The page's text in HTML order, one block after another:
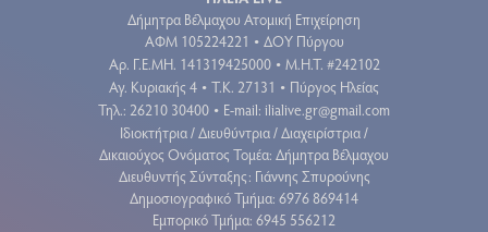
Δήμητρα Βέλμαχου Ατομική Επιχείρηση
ΑΦΜ 105224221 • ΔΟΥ Πύργου
Aρ. Γ.Ε.ΜΗ. 141319425000 • Μ.Η.Τ. #242102
Αγ. Κυριακής 4 • Τ.Κ. 27131 • Πύργος Ηλείας
Τηλ.: 26210 30400 • E-mail: ilialive.gr@gmail.com
Ιδιοκτήτρια / Διευθύντρια / Διαχειρίστρια /
Δικαιούχος Ονόματος Τομέα: Δήμητρα Βέλμαχου
Διευθυντής Σύνταξης: Γιάννης Σπυρούνης
Δημοσιογραφικό Τμήμα: 6976 869414
Εμπορικό Τμήμα: 6945 556212